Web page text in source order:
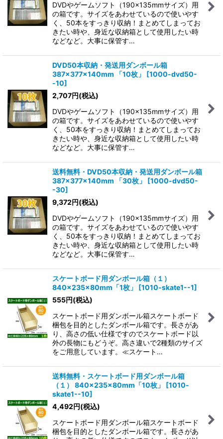
DVDやゲームソフト（190×135mmサイズ）用
の箱です。サイズをあわせているので使いやす
く、50本をすっきり収納！まとめてしまってお
きたい時や、身近な収納箱として使用したい時
などなど。大事に保管す…
DVD50本収納・発送用ダンボール箱
387×377×140mm 「10枚」
[1000-dvd50-
-10]
2,707円(税込)
DVDやゲームソフト（190×135mmサイズ）用
の箱です。サイズをあわせているので使いやす
く、50本をすっきり収納！まとめてしまってお
きたい時や、身近な収納箱として使用したい時
などなど。大事に保管す…
送料無料・DVD50本収納・発送用ダンボール箱
387×377×140mm 「30枚」
[1000-dvd50-
-30]
9,372円(税込)
DVDやゲームソフト（190×135mmサイズ）用
の箱です。サイズをあわせているので使いやす
く、50本をすっきり収納！まとめてしまってお
きたい時や、身近な収納箱として使用したい時
などなど。大事に保管す…
スケートボード用ダンボール箱（１）
840×235×80mm「1枚」
[1010-skate1--1]
555円(税込)
スケートボード用ダンボール箱スケートボード
梱包を目的としたダンボール箱です。長さがあ
り、高さの低い仕様ですのでスケートボード以
外の長物にもどうぞ。高さ違いで2種類のサイズ
をご用意しています。≪スケート…
送料無料・スケートボード用ダンボール箱
（１） 840×235×80mm「10枚」
[1010-
skate1--10]
4,492円(税込)
スケートボード用ダンボール箱スケートボード
梱包を目的としたダンボール箱です。長さがあ